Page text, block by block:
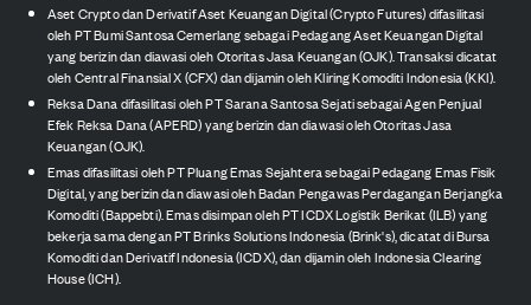
Aset Crypto dan Derivatif Aset Keuangan Digital (Crypto Futures) difasilitasi
oleh PT Bumi Santosa Cemerlang sebagai Pedagang Aset Keuangan Digital
yang berizin dan diawasi oleh Otoritas Jasa Keuangan (OJK). Transaksi dicatat
oleh Central Finansial X (CFX) dan dijamin oleh Kliring Komoditi Indonesia (KKI).
Reksa Dana difasilitasi oleh PT Sarana Santosa Sejati sebagai Agen Penjual
Efek Reksa Dana (APERD) yang berizin dan diawasi oleh Otoritas Jasa
Keuangan (OJK).
Emas difasilitasi oleh PT Pluang Emas Sejahtera sebagai Pedagang Emas Fisik
Digital, yang berizin dan diawasi oleh Badan Pengawas Perdagangan Berjangka
Komoditi (Bappebti). Emas disimpan oleh PT ICDX Logistik Berikat (ILB) yang
bekerja sama dengan PT Brinks Solutions Indonesia (Brink's), dicatat di Bursa
Komoditi dan Derivatif Indonesia (ICDX), dan dijamin oleh Indonesia Clearing
House (ICH).